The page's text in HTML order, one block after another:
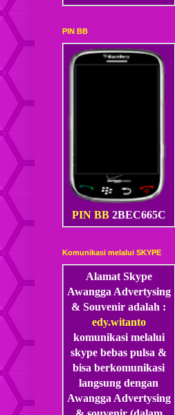
PIN BB
PIN BB 2BEC665C
Komunikasi melalui SKYPE
Alamat Skype
Awangga Advertysing
& Souvenir adalah :
edy.witanto
komunikasi melalui
skype bebas pulsa &
bisa berkomunikasi
langsung dengan
Awangga Advertysing